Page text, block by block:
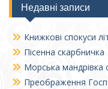
Недавні записи
Книжкові спокуси
Пісенна скарбничка
Морська мандрівка
Преображення